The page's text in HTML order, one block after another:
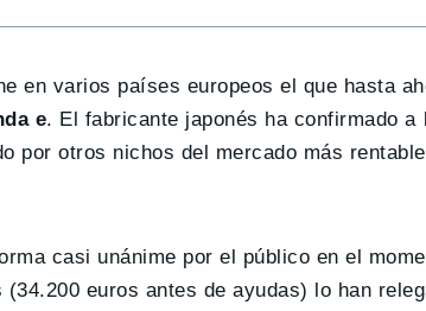
en varios países europeos el que hasta
e. El fabricante japonés ha confirmado a
por otros nichos del mercado más
casi unánime por el público en el
euros antes de ayudas) lo han